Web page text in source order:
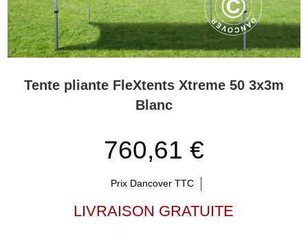
Tente pliante FleXtents Xtreme 50 3x3m
Blanc
760,61 €
Prix Dancover TTC
LIVRAISON GRATUITE